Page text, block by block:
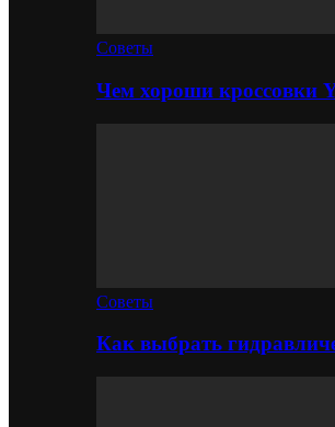
Советы
Чем хороши кроссовки
Советы
Как выбрать